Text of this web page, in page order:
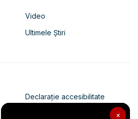
×
Video
Ultimele Știri
Declarație accesibilitate
Politica de confidențialitate